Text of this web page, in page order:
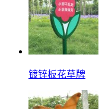
镀锌板花草牌